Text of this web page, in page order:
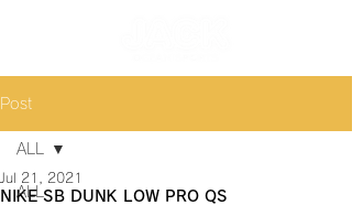
Post
ALL
ALL
NIKE SB DUNK LOW PRO QS
Jul 21, 2021